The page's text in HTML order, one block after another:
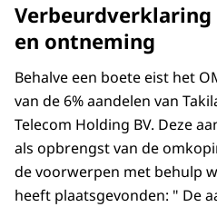
Verbeurdverklaring
en ontneming
Behalve een boete eist het
van de 6% aandelen van
Telecom Holding BV. Deze
als opbrengst van de
de voorwerpen met behulp
heeft plaatsgevonden: " De